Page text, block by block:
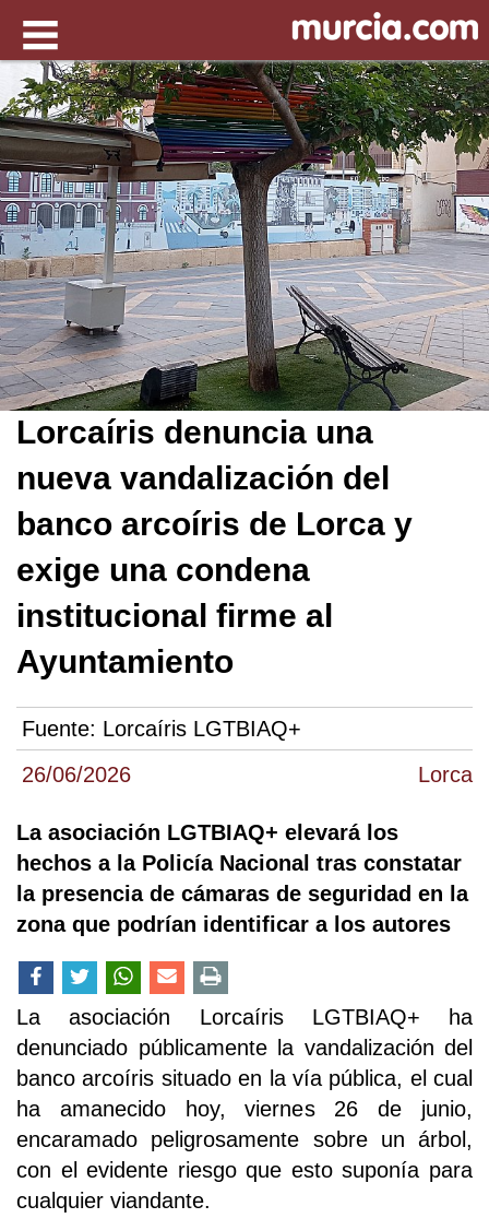
26/06/2026 Lorca
Lorcaíris denuncia una
nueva vandalización del
banco arcoíris de Lorca y
exige una condena
institucional firme al
Ayuntamiento
Fuente: Lorcaíris LGTBIAQ+
La asociación LGTBIAQ+ elevará los
hechos a la Policía Nacional tras constatar
la presencia de cámaras de seguridad en la
zona que podrían identificar a los autores
La asociación Lorcaíris LGTBIAQ+ ha
denunciado públicamente la vandalización del
banco arcoíris situado en la vía pública, el cual
ha amanecido hoy, viernes 26 de junio,
encaramado peligrosamente sobre un árbol,
con el evidente riesgo que esto suponía para
cualquier viandante.